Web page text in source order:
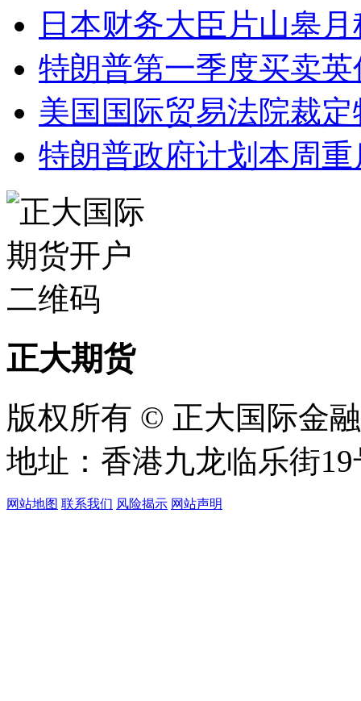
日本财务大臣片山皋
特朗普第一季度买卖
美国国际贸易法院裁
特朗普政府计划本周
正大期货
版权所有 © 正大国际金
地址：香港九龙临乐街
网站地图 联系我们 风险揭示 网站声明